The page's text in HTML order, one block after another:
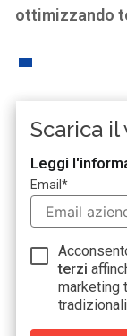
ottimizzando
Scarica
Leggi
Email*
terzi
marketing